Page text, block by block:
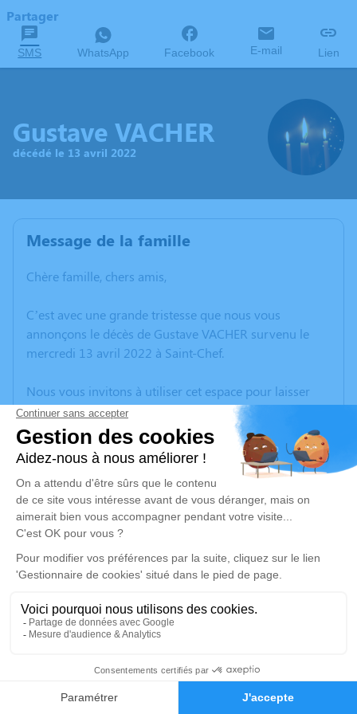
Faire-part Hommages
Partager
SMS WhatsApp Facebook E-mail Lien
Gustave VACHER
décédé le 13 avril 2022
Message de la famille
Chère famille, chers amis,
C’est avec une grande tristesse que nous vous
annonçons le décès de Gustave VACHER survenu le
mercredi 13 avril 2022 à Saint-Chef.
Nous vous invitons à utiliser cet espace pour laisser
vos condoléances, partager des photos souvenirs, une
anecdote ou exprimer vos pensées à travers des
poèmes ou des textes. Cet endroit est un lieu
d'expression dédié à honorer la mémoire de Gustave
VACHER.
Un service de plantation d’arbre hommage est
disponible ici.
Je rends hommage
Cérémonie
CENTRE FUNERAIRE BOUDRIER 31 Rue Lavoisier
38300 Bourgoin Jallieu